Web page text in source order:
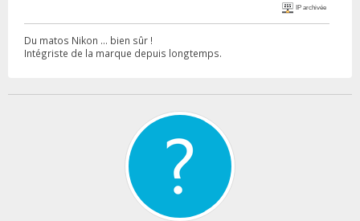
IP archivée
Du matos Nikon ... bien sûr !
Intégriste de la marque depuis longtemps.